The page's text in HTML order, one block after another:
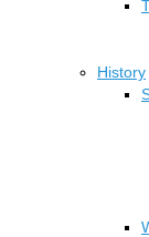
History